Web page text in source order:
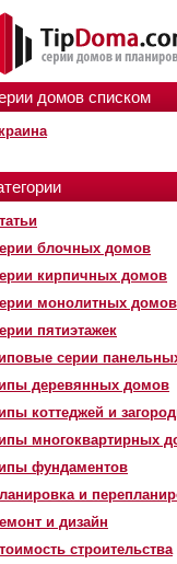
домов списком
блочных домов
кирпичных домов
монолитных домов
пятиэтажек
серии
деревянных домов
коттеджей и
многоквартирных
фундаментов
и
и дизайн
строительства